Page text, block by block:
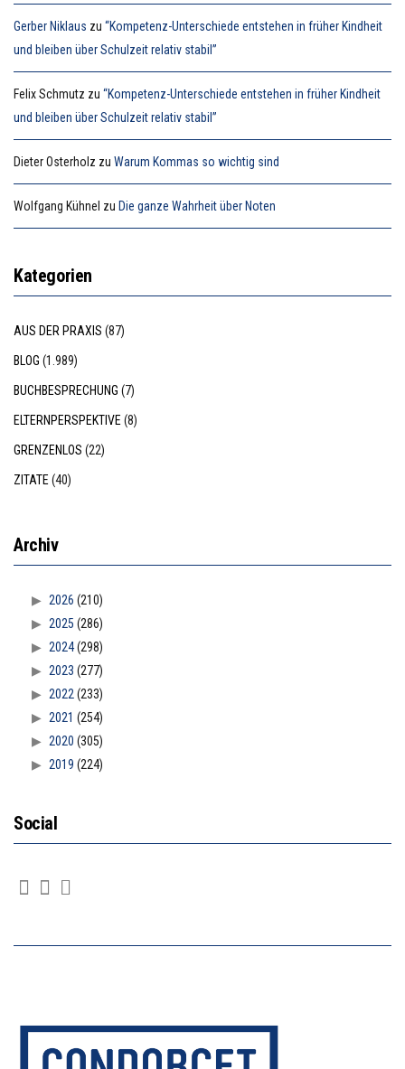
Gerber Niklaus zu “Kompetenz-Unterschiede entstehen in früher Kindheit
und bleiben über Schulzeit relativ stabil”
Felix Schmutz zu “Kompetenz-Unterschiede entstehen in früher Kindheit
und bleiben über Schulzeit relativ stabil”
Dieter Osterholz zu Warum Kommas so wichtig sind
Wolfgang Kühnel zu Die ganze Wahrheit über Noten
Kategorien
AUS DER PRAXIS (87)
BLOG (1.989)
BUCHBESPRECHUNG (7)
ELTERNPERSPEKTIVE (8)
GRENZENLOS (22)
ZITATE (40)
Archiv
2026 (210)
2025 (286)
2024(298)
2023 (277)
2022 (233)
2021 (254)
2020 (305)
2019 (224)
Social